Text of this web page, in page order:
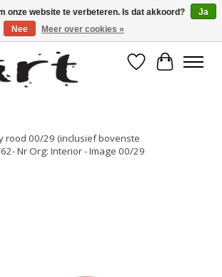
Verlanglijst
rood 00/29 (inclusief bovenste
Nr Org: Interior - Image 00/29
onze website te verbeteren. Is dat akkoord?
Ja
Nee
Meer over cookies »